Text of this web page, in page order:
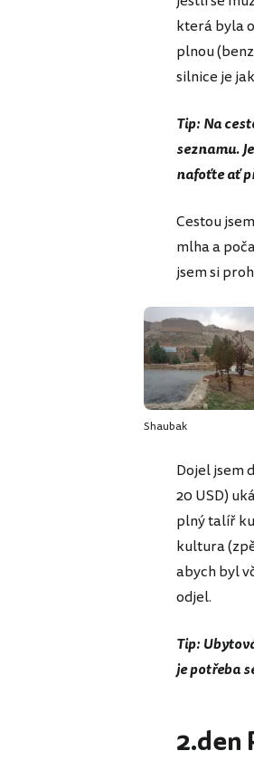
která byla
plnou
silnice je
Tip: Na
seznamu.
nafoťte ať
Cestou
mlha a
jsem si
Shaubak
Dojel jsem
20 USD)
plný talíř
kultura
abych byl
odjel.
Tip:
je potřeba
2.den